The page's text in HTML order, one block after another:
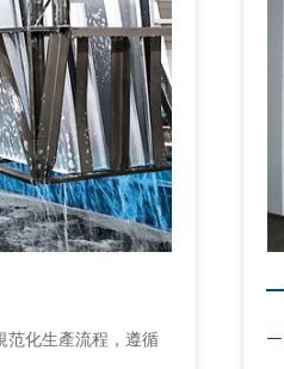
范化生產流程，遵循